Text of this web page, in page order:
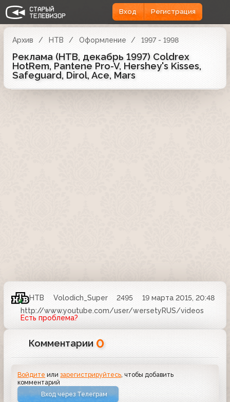
Вход Регистрация
Архив НТВ Оформление 1997 - 1998
Реклама (НТВ, декабрь 1997) Coldrex
HotRem, Pantene Pro-V, Hershey's Kisses,
Safeguard, Dirol, Ace, Mars
НТВ Volodich_Super 2495
19 марта 2015, 20:48
http://www.youtube.com/user/wersetyRUS/videos
Есть проблема?
Комментарии 0
Войдите илизарегистрируйтесь , чтобы добавить
комментарий
Вход через Телеграм